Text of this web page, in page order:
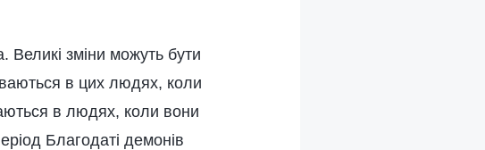
Великі зміни можуть бути
в цих людях, коли
в людях, коли вони
Благодаті демонів